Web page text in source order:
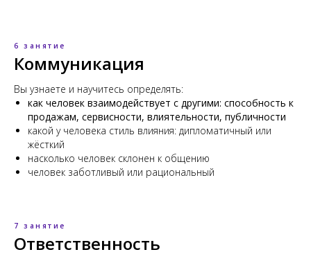
6 занятие
Коммуникация
Вы узнаете и научитесь определять:
как человек взаимодействует с другими: способность к
продажам, сервисности, влиятельности, публичности
какой у человека стиль влияния: дипломатичный или
жёсткий
насколько человек склонен к общению
человек заботливый или рациональный
7 занятие
Ответственность